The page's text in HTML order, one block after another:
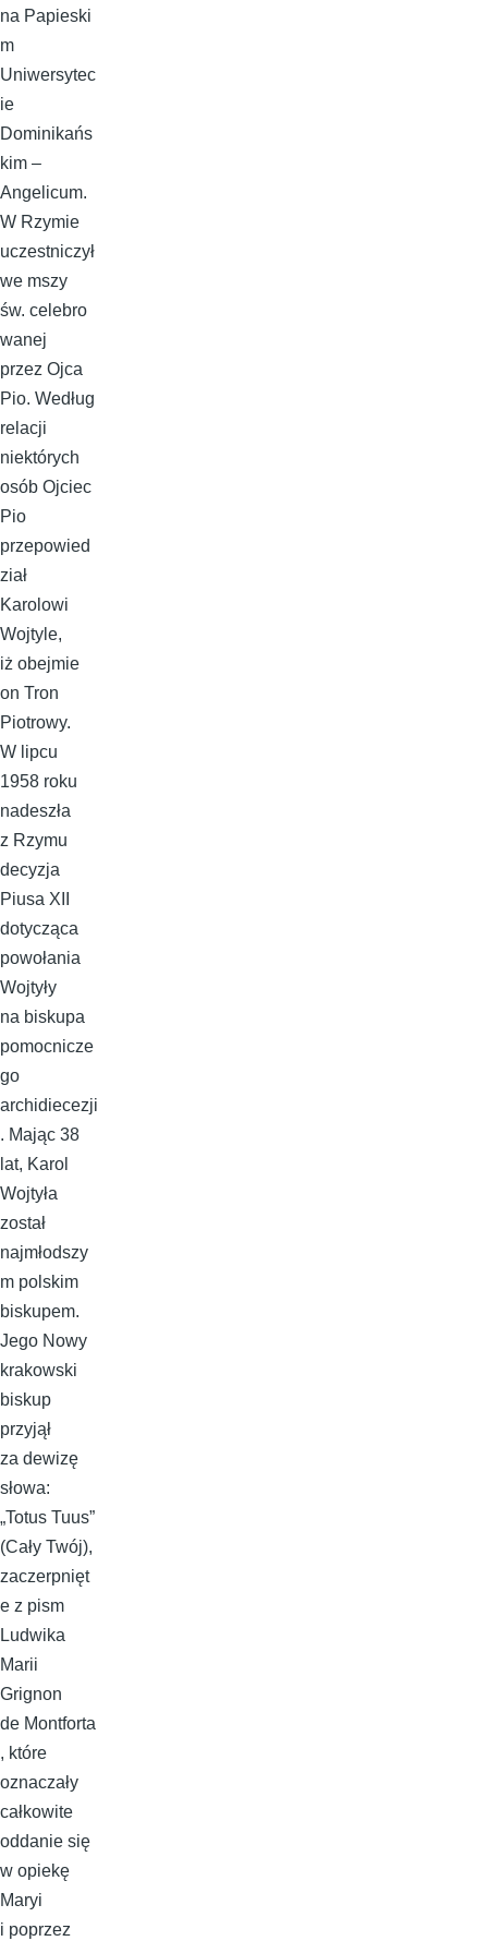
na Papieski
m
Uniwersytec
ie
Dominikańs
kim –
Angelicum.
W Rzymie
uczestniczył
we mszy
św. celebro
wanej
przez Ojca
Pio. Według
relacji
niektórych
osób Ojciec
Pio
przepowied
ział
Karolowi
Wojtyle,
iż obejmie
on Tron
Piotrowy.
W lipcu
1958 roku
nadeszła
z Rzymu
decyzja
Piusa XII
dotycząca
powołania
Wojtyły
na biskupa
pomocnicze
go
archidiecezji
. Mając 38
lat, Karol
Wojtyła
został
najmłodszy
m polskim
biskupem.
Jego Nowy
krakowski
biskup
przyjął
za dewizę
słowa:
„Totus Tuus”
(Cały Twój),
zaczerpnięt
e z pism
Ludwika
Marii
Grignon
de Montforta
, które
oznaczały
całkowite
oddanie się
w opiekę
Maryi
i poprzez